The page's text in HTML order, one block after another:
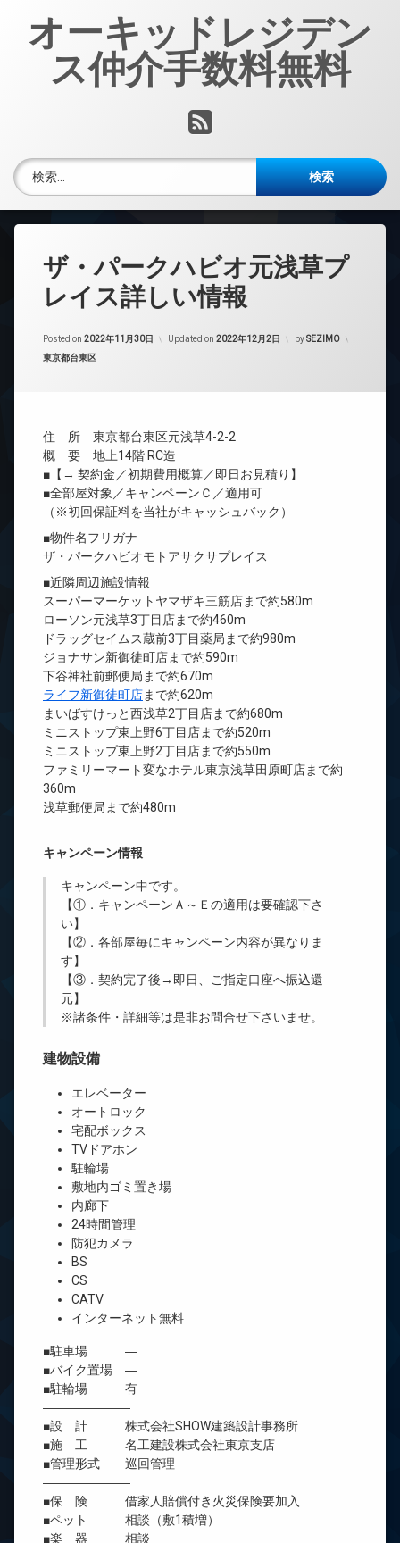
オーキッドレジデン
ス仲介手数料無料
RSS
検索:
ザ・パークハビオ元浅草プ
レイス詳しい情報
Posted on 2022年11月30日 Updated on 2022年12月2日 bySEZIMO
カテゴリー:
東京都台東区
住 所 東京都台東区元浅草4-2-2
概 要 地上14階 RC造
■【→ 契約金／初期費用概算／即日お見積り】
■全部屋対象／キャンペーンＣ／適用可
（※初回保証料を当社がキャッシュバック）
■物件名フリガナ
ザ・パークハビオモトアサクサプレイス
■近隣周辺施設情報
スーパーマーケットヤマザキ三筋店まで約580m
ローソン元浅草3丁目店まで約460m
ドラッグセイムス蔵前3丁目薬局まで約980m
ジョナサン新御徒町店まで約590m
下谷神社前郵便局まで約670m
ライフ新御徒町店まで約620m
まいばすけっと西浅草2丁目店まで約680m
ミニストップ東上野6丁目店まで約520m
ミニストップ東上野2丁目店まで約550m
ファミリーマート変なホテル東京浅草田原町店まで約
360m
浅草郵便局まで約480m
キャンペーン情報
キャンペーン中です。
【①．キャンペーンＡ～Ｅの適用は要確認下さ
い】
【②．各部屋毎にキャンペーン内容が異なりま
す】
【③．契約完了後→即日、ご指定口座へ振込還
元】
※諸条件・詳細等は是非お問合せ下さいませ。
建物設備
エレベーター
オートロック
宅配ボックス
TVドアホン
駐輪場
敷地内ゴミ置き場
内廊下
24時間管理
防犯カメラ
BS
CS
CATV
インターネット無料
■駐車場 ―
■バイク置場 ―
■駐輪場 有
―――――――
■設 計 株式会社SHOW建築設計事務所
■施 工 名工建設株式会社東京支店
■管理形式 巡回管理
―――――――
■保 険 借家人賠償付き火災保険要加入
■ペット 相談（敷1積増）
■楽 器 相談